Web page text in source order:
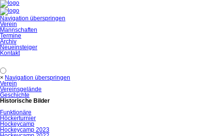
Navigation überspringen
Verein
Mannschaften
Termine
Archiv
Neueinsteiger
Kontakt
× Navigation überspringen
Verein
Vereinsgelände
Geschichte
Historische Bilder
Funktionäre
Höckerturnier
Hockeycamp
Hockeycamp 2023